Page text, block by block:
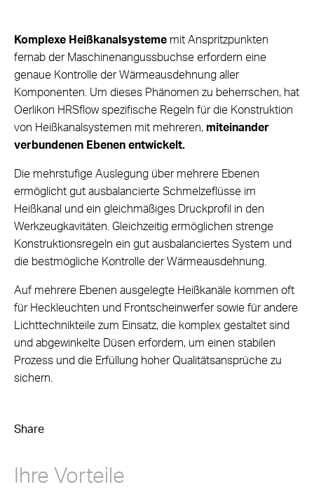
Komplexe Heißkanalsysteme mit Anspritzpunkten
fernab der Maschinenangussbuchse erfordern eine
genaue Kontrolle der Wärmeausdehnung aller
Komponenten. Um dieses Phänomen zu beherrschen, hat
Oerlikon HRSflow spezifische Regeln für die Konstruktion
von Heißkanalsystemen mit mehreren, miteinander
verbundenen Ebenen entwickelt.
Die mehrstufige Auslegung über mehrere Ebenen
ermöglicht gut ausbalancierte Schmelzeflüsse im
Heißkanal und ein gleichmäßiges Druckprofil in den
Werkzeugkavitäten. Gleichzeitig ermöglichen strenge
Konstruktionsregeln ein gut ausbalanciertes System und
die bestmögliche Kontrolle der Wärmeausdehnung.
Auf mehrere Ebenen ausgelegte Heißkanäle kommen oft
für Heckleuchten und Frontscheinwerfer sowie für andere
Lichttechnikteile zum Einsatz, die komplex gestaltet sind
und abgewinkelte Düsen erfordern, um einen stabilen
Prozess und die Erfüllung hoher Qualitätsansprüche zu
sichern.
Share
Ihre Vorteile